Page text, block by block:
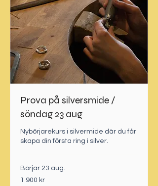
Prova på silversmide /
söndag 23 aug
Nybörjarekurs i silvermide där du får
skapa din första ring i silver.
Börjar 23 aug.
1 900
svenska
1 900 kr